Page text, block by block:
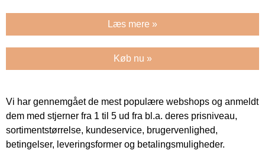
Læs mere »
Køb nu »
Vi har gennemgået de mest populære webshops og anmeldt
dem med stjerner fra 1 til 5 ud fra bl.a. deres prisniveau,
sortimentstørrelse, kundeservice, brugervenlighed,
betingelser, leveringsformer og betalingsmuligheder.